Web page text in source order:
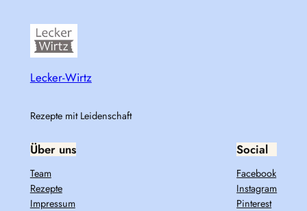
Lecker-Wirtz
Rezepte mit Leidenschaft
Über uns
Team
Rezepte
Impressum
Social
Facebook
Instagram
Pinterest